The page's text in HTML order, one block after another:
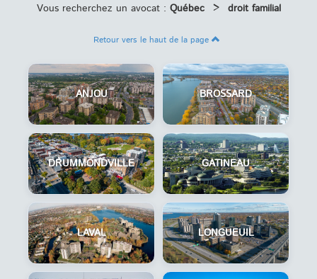
Vous recherchez un avocat : Québec > droit familial
Retour vers le haut de la page
ANJOU BROSSARD
DRUMMONDVILLE GATINEAU
LAVAL LONGUEUIL